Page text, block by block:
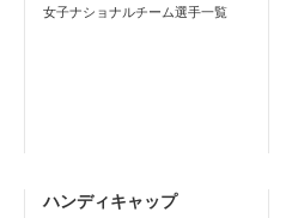
女子ナショナルチーム選手一覧
ハンディキャップ